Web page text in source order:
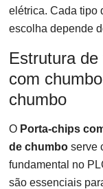
elétrica. Cada tipo
escolha depende
Estrutura
com
chumbo
O Porta-chips
de chumbo serve
fundamental no
são essenciais